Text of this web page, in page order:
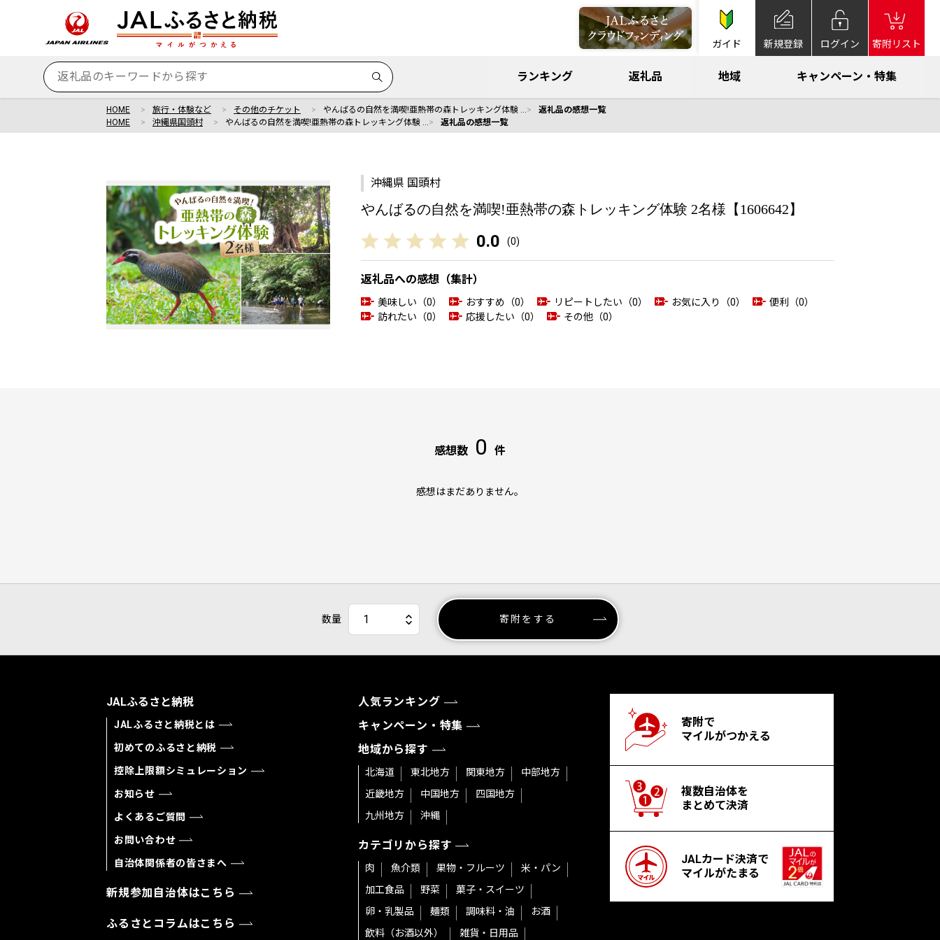
ガイド 新規登録 ログイン 寄附リスト
ランキング 返礼品 地域 キャンペーン・特集
HOME 旅行・体験など その他のチケット やんばるの自然を満喫!亜熱帯の森トレッキング体験 …
返礼品の感想一覧
HOME
沖縄県国頭村 やんばるの自然を満喫!亜熱帯の森トレッキング体験 … 返礼品の感想一覧
沖縄県 国頭村
やんばるの自然を満喫!亜熱帯の森トレッキング体験 2名様【1606642】
0.0 (0)
返礼品への感想（集計）
美味しい（0） おすすめ（0） リピートしたい（0） お気に入り（0）
便利（0）
訪れたい（0）
応援したい（0） その他（0）
感想数 0 件
感想はまだありません。
数量 寄附をする
JALふるさと納税
JALふるさと納税とは
初めてのふるさと納税
控除上限額シミュレーション
お知らせ
よくあるご質問
お問い合わせ
自治体関係者の皆さまへ
新規参加自治体はこちら
ふるさとコラムはこちら
人気ランキング
キャンペーン・特集
地域から探す
北海道 東北地方 関東地方
中部地方
近畿地方
中国地方
四国地方
九州地方
沖縄
カテゴリから探す
肉 魚介類 果物・フルーツ
米・パン
加工食品
野菜
菓子・スイーツ
卵・乳製品
麺類 調味料・油
お酒
飲料（お酒以外）
雑貨・日用品
寄附で
マイルがつかえる
複数自治体を
まとめて決済
JALカード決済で
マイルがたまる